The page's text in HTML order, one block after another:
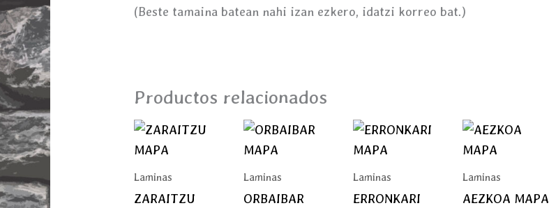
(Beste tamaina batean nahi izan ezkero, idatzi korreo bat.)
Productos relacionados
Laminas
ZARAITZU
Laminas
ORBAIBAR
Laminas
ERRONKARI
Laminas
AEZKOA MAPA